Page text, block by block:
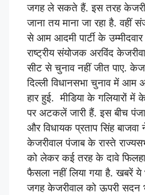
जगह ले सकते हैं. इस तरह
जाना तय माना जा रहा है. वहीं
से आम आदमी पार्टी के
राष्ट्रीय संयोजक अरविंद
सीट से चुनाव नहीं जीत पाए.
दिल्ली विधानसभा चुनाव में आम
हार हुई. मीडिया के गलियारों में
पर अटकलें जारी हैं. इस बीच
और विधायक प्रताप सिंह
केजरीवाल पंजाब के रास्ते
को लेकर कई तरह के दावे
फैसला नहीं लिया गया है. खबरें
जगह केजरीवाल को ऊपरी सदन